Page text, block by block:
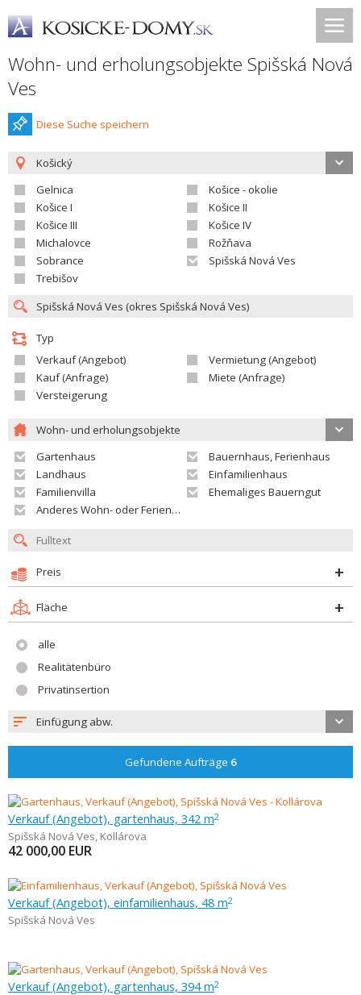
Wohn- und erholungsobjekte Spišská Nová
Ves
Diese Suche speichern
Košický
Gelnica
Košice - okolie
Košice I
Košice II
Košice III
Košice IV
Michalovce
Rožňava
Sobrance
Spišská Nová Ves
Trebišov
Typ
Verkauf (Angebot)
Vermietung (Angebot)
Kauf (Anfrage)
Miete (Anfrage)
Versteigerung
Wohn- und erholungsobjekte
Gartenhaus
Bauernhaus, Ferienhaus
Landhaus
Einfamilienhaus
Familienvilla
Ehemaliges Bauerngut
Anderes Wohn- oder Ferienobjekt
Preis
Fläche
alle
Realitätenbüro
Privatinsertion
Einfügung abw.
Gefundene Aufträge 6
Verkauf (Angebot), gartenhaus, 342 m2
Spišská Nová Ves, Kollárova
42 000,00 EUR
Verkauf (Angebot), einfamilienhaus, 48 m2
Spišská Nová Ves
Verkauf (Angebot), gartenhaus, 394 m2